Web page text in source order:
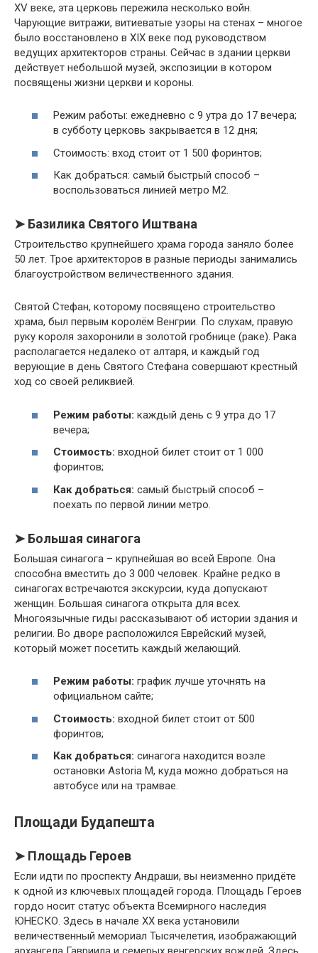
XV веке, эта церковь пережила несколько войн.
Чарующие витражи, витиеватые узоры на стенах – многое
было восстановлено в XIX веке под руководством
ведущих архитекторов страны. Сейчас в здании церкви
действует небольшой музей, экспозиции в котором
посвящены жизни церкви и короны.
Режим работы: ежедневно с 9 утра до 17 вечера;
в субботу церковь закрывается в 12 дня;
Стоимость: вход стоит от 1 500 форинтов;
Как добраться: самый быстрый способ –
воспользоваться линией метро М2.
➤ Базилика Святого Иштвана
Строительство крупнейшего храма города заняло более
50 лет. Трое архитекторов в разные периоды занимались
благоустройством величественного здания.
Святой Стефан, которому посвящено строительство
храма, был первым королём Венгрии. По слухам, правую
руку короля захоронили в золотой гробнице (раке). Рака
располагается недалеко от алтаря, и каждый год
верующие в день Святого Стефана совершают крестный
ход со своей реликвией.
Режим работы: каждый день с 9 утра до 17
вечера;
Стоимость: входной билет стоит от 1 000
форинтов;
Как добраться: самый быстрый способ –
поехать по первой линии метро.
➤ Большая синагога
Большая синагога – крупнейшая во всей Европе. Она
способна вместить до 3 000 человек. Крайне редко в
синагогах встречаются экскурсии, куда допускают
женщин. Большая синагога открыта для всех.
Многоязычные гиды рассказывают об истории здания и
религии. Во дворе расположился Еврейский музей,
который может посетить каждый желающий.
Режим работы: график лучше уточнять на
официальном сайте;
Стоимость: входной билет стоит от 500
форинтов;
Как добраться: синагога находится возле
остановки Astoria М, куда можно добраться на
автобусе или на трамвае.
Площади Будапешта
➤ Площадь Героев
Если идти по проспекту Андраши, вы неизменно придёте
к одной из ключевых площадей города. Площадь Героев
гордо носит статус объекта Всемирного наследия
ЮНЕСКО. Здесь в начале XX века установили
величественный мемориал Тысячелетия, изображающий